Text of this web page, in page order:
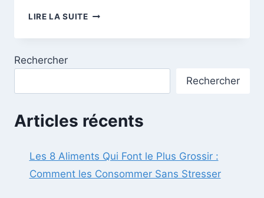
LIRE LA SUITELE
VERT
AUX
MILLE
Rechercher
Rechercher
Articles récents
Les 8 Aliments Qui Font le Plus Grossir :
Comment les Consommer Sans Stresser